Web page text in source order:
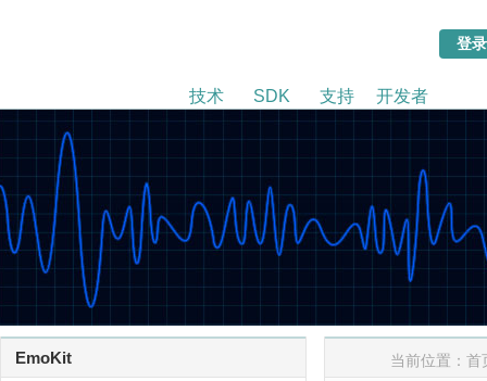
技术 SDK 支持 开发者
EmoKit 当前位置： 首